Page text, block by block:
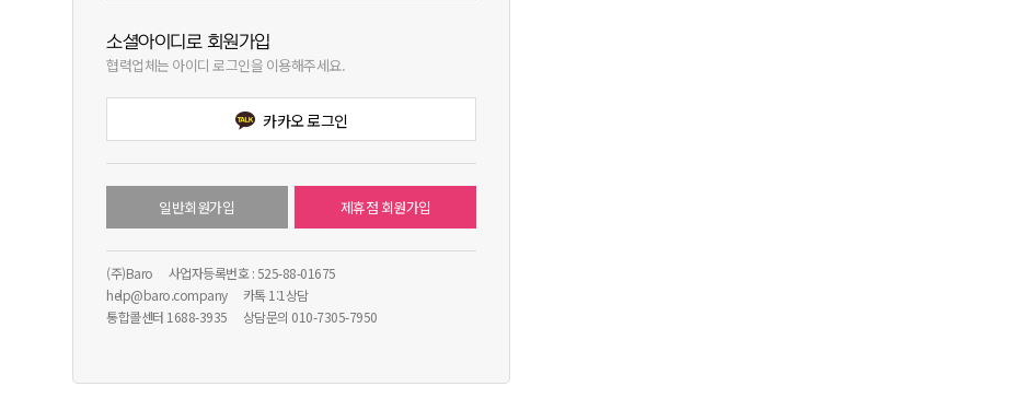
소셜아이디로 회원가입
협력업체는 아이디 로그인을 이용해주세요.
카카오 로그인
일반회원가입 제휴점 회원가입
(주)Baro
사업자등록번호 : 525-88-01675
help@baro.company
카톡 1:1상담
통합콜센터 1688-3935
상담문의 010-7305-7950